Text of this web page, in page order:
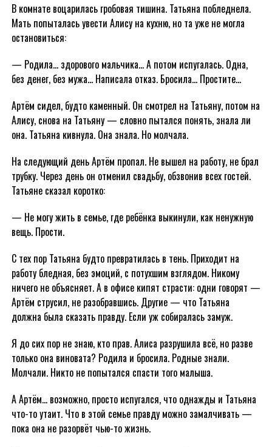
В комнате воцарилась гробовая тишина. Татьяна побледнела.
Мать попыталась увести Алису на кухню, но та уже не могла
остановиться:
— Родила… здорового мальчика… А потом испугалась. Одна,
без денег, без мужа… Написала отказ. Бросила… Простите…
Артём сидел, будто каменный. Он смотрел на Татьяну, потом на
Алису, снова на Татьяну — словно пытался понять, знала ли
она. Татьяна кивнула. Она знала. Но молчала.
На следующий день Артём пропал. Не вышел на работу, не брал
трубку. Через день он отменил свадьбу, обзвонив всех гостей.
Татьяне сказал коротко:
— Не могу жить в семье, где ребёнка выкинули, как ненужную
вещь. Прости.
С тех пор Татьяна будто превратилась в тень. Приходит на
работу бледная, без эмоций, с потухшим взглядом. Никому
ничего не объясняет. А в офисе кипят страсти: одни говорят —
Артём струсил, не разобравшись. Другие — что Татьяна
должна была сказать правду. Если уж собиралась замуж.
Я до сих пор не знаю, кто прав. Алиса разрушила всё, но разве
только она виновата? Родила и бросила. Родные знали.
Молчали. Никто не попытался спасти того малыша.
А Артём… возможно, просто испугался, что однажды и Татьяна
что-то утаит. Что в этой семье правду можно замалчивать —
пока она не разорвёт чью-то жизнь.